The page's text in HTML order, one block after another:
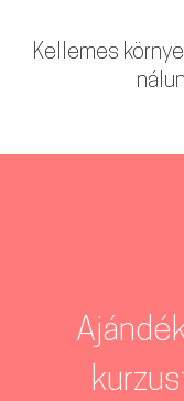
Kellemes